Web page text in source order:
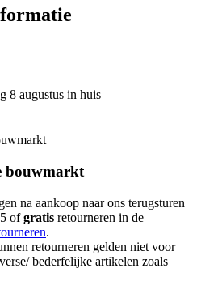
8 augustus in huis
bouwmarkt
na aankoop naar ons terugsturen
ofgratis retourneren in de
.
retourneren gelden niet voor
bederfelijke artikelen zoals